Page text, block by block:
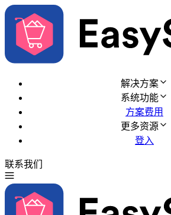
解决方案
系统功能
方案费用
更多资源
登入
联系我们